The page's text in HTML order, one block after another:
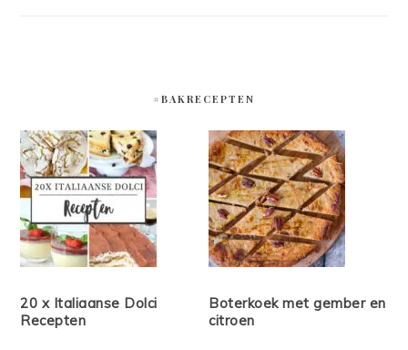
#BAKRECEPTEN
20 x Italiaanse Dolci
Recepten
Boterkoek met gember en
citroen